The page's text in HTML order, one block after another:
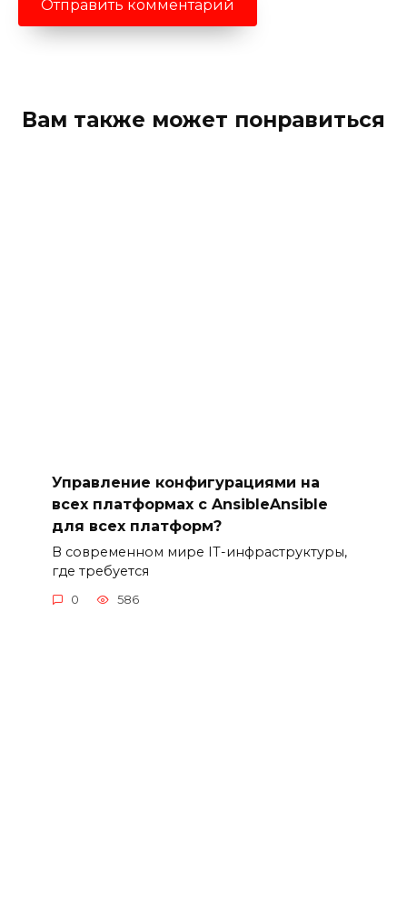
Вам также может понравиться
Управление конфигурациями на
всех платформах с AnsibleAnsible
для всех платформ?
В современном мире IT-инфраструктуры,
где требуется
0 586